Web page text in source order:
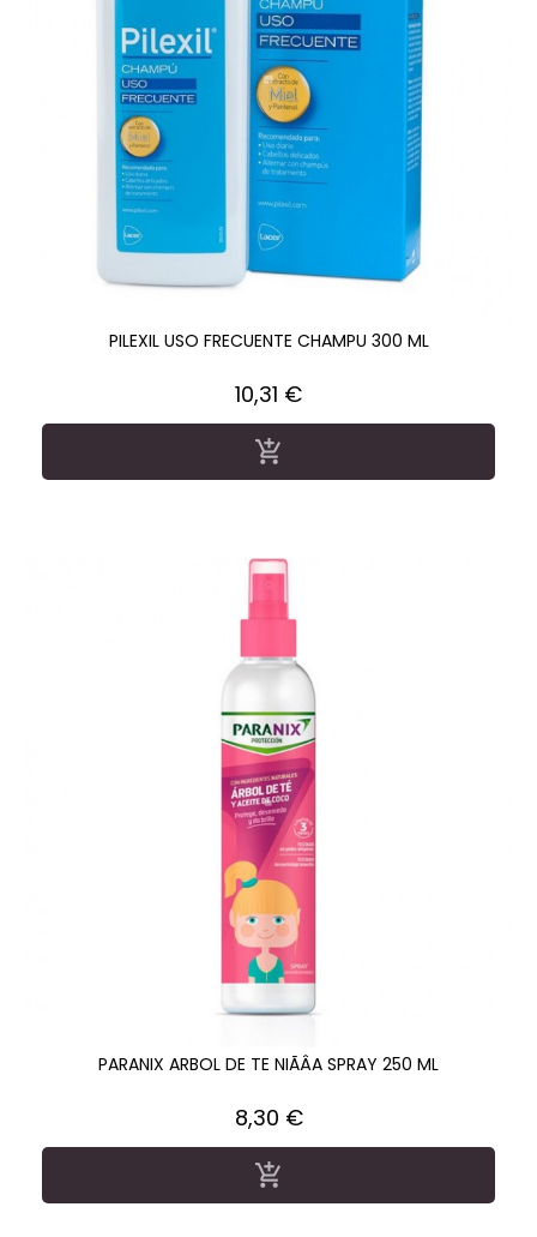
PILEXIL USO FRECUENTE CHAMPU 300 ML
Precio
10,31 €

PARANIX ARBOL DE TE NIÃÂA SPRAY 250 ML
Precio
8,30 €
